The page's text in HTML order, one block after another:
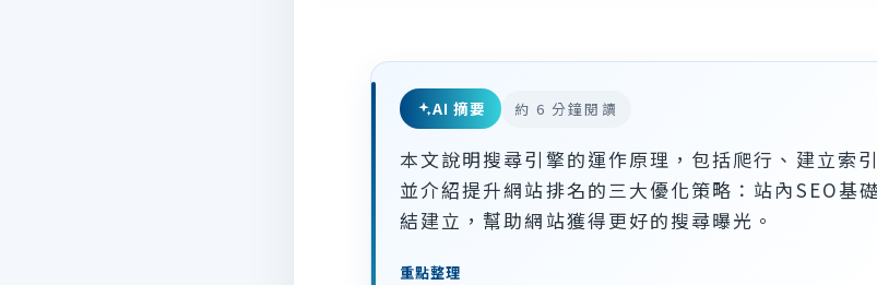
AI 摘要 約 6 分鐘閱讀
本文說明搜尋引擎的運作原理，包括爬行、建立索
並介紹提升網站排名的三大優化策略：站內SEO基
結建立，幫助網站獲得更好的搜尋曝光。
重點整理